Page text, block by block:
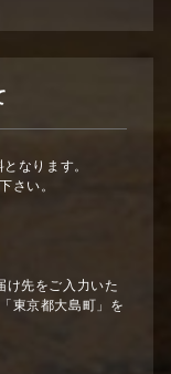
なります。
さい。
け先をご入力いた
東京都大島町」を